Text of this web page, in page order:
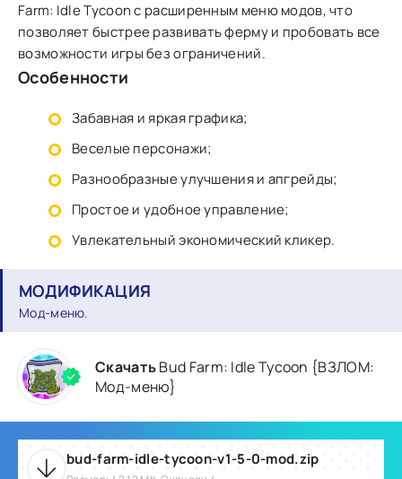
Farm: Idle Tycoon с расширенным меню модов, что
позволяет быстрее развивать ферму и пробовать все
возможности игры без ограничений.
Особенности
Забавная и яркая графика;
Веселые персонажи;
Разнообразные улучшения и апгрейды;
Простое и удобное управление;
Увлекательный экономический кликер.
МОДИФИКАЦИЯ
Мод-меню.
СкачатьBud Farm: Idle Tycoon {ВЗЛОМ:
Мод-меню}
bud-farm-idle-tycoon-v1-5-0-mod.zip